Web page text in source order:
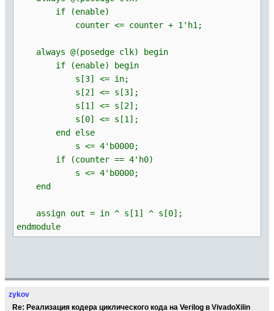
if (enable)
counter <= counter + 1'h1;
always @(posedge clk) begin
if (enable) begin
s[3] <= in;
s[2] <= s[3];
s[1] <= s[2];
s[0] <= s[1];
end else
s <= 4'b0000;
if (counter == 4'h0)
s <= 4'b0000;
end
assign out = in ^ s[1] ^ s[0];
endmodule
zykov
Re: Реализация кодера циклического кода на Verilog в VivadoXilin